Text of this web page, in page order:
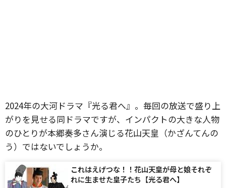
2024年の大河ドラマ『光る君へ』。毎回の放送で盛り上
がりを見せる同ドラマですが、インパクトの大きな人物
のひとりが本郷奏多さん演じる花山天皇（かざんてんの
う）ではないでしょうか。
これはえげつな！！花山天皇が母と娘それぞ
れに生ませた皇子たち【光る君へ】